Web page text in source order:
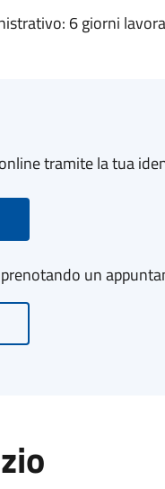
6 giorni
tramite la tua
un